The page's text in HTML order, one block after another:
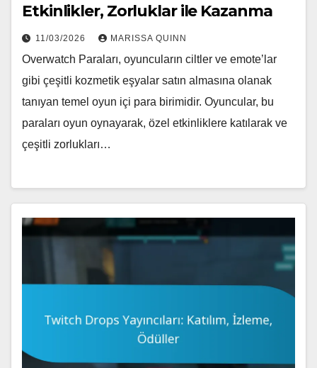
Etkinlikler, Zorluklar ile Kazanma
11/03/2026 MARISSA QUINN
Overwatch Paraları, oyuncuların ciltler ve emote’lar
gibi çeşitli kozmetik eşyalar satın almasına olanak
tanıyan temel oyun içi para birimidir. Oyuncular, bu
paraları oyun oynayarak, özel etkinliklere katılarak ve
çeşitli zorlukları…